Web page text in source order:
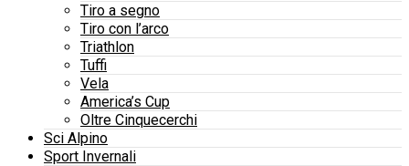
Tiro a segno
Tiro con l’arco
Triathlon
Tuffi
Vela
America’s Cup
Oltre Cinquecerchi
Sci Alpino
Sport Invernali